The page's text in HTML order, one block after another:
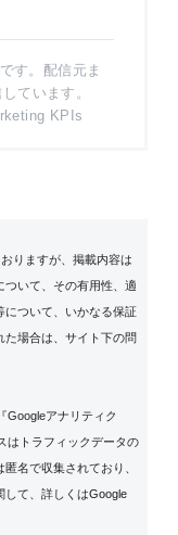
す。配信元ま
ています。
KPIs
りますが、掲載内容は
いて、その有用性、適
ついて、いかなる保証
た場合は、サイト下の問
Googleアナリティク
はトラフィックデータの
名で収集されており、
して、詳しくはGoogle